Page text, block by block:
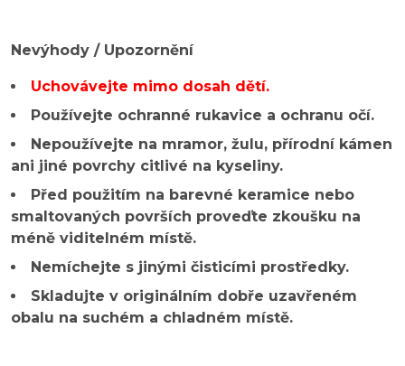
Nevýhody / Upozornění
Uchovávejte mimo dosah dětí.
Používejte ochranné rukavice a ochranu očí.
Nepoužívejte na mramor, žulu, přírodní kámen
ani jiné povrchy citlivé na kyseliny.
Před použitím na barevné keramice nebo
smaltovaných površích proveďte zkoušku na
méně viditelném místě.
Nemíchejte s jinými čisticími prostředky.
Skladujte v originálním dobře uzavřeném
obalu na suchém a chladném místě.